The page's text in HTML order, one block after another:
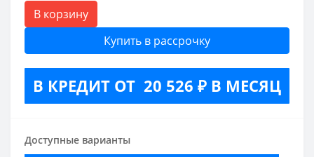
В корзину
Купить в рассрочку
В КРЕДИТ ОТ 20 526 ₽ В МЕСЯЦ
Доступные варианты